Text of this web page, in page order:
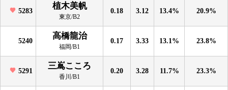
5283 植木美帆
東京/B2
0.18 3.12 13.4% 20.9%
5240 高橋龍治
福岡/B1
0.17 3.33 13.1% 23.8%
5291 三嶌こころ
香川/B1
0.20 3.28 11.7% 23.3%